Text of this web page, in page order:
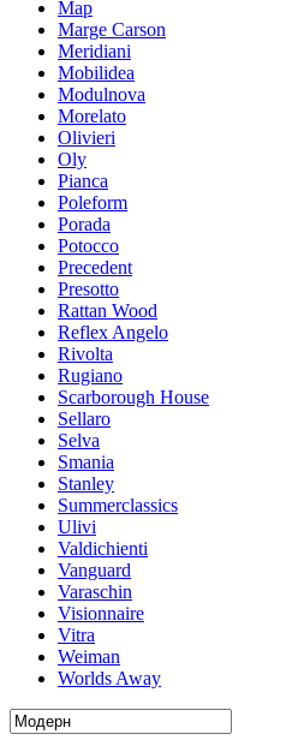
Map
Marge Carson
Meridiani
Mobilidea
Modulnova
Morelato
Olivieri
Oly
Pianca
Poleform
Porada
Potocco
Precedent
Presotto
Rattan Wood
Reflex Angelo
Rivolta
Rugiano
Scarborough House
Sellaro
Selva
Smania
Stanley
Summerclassics
Ulivi
Valdichienti
Vanguard
Varaschin
Visionnaire
Vitra
Weiman
Worlds Away